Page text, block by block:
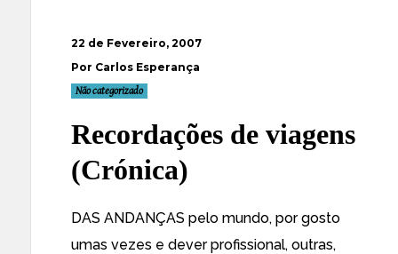
22 de Fevereiro, 2007
Por Carlos Esperança
Não categorizado
Recordações de viagens
(Crónica)
DAS ANDANÇAS pelo mundo, por gosto
umas vezes e dever profissional, outras,